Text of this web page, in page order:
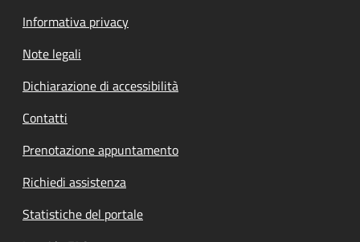
Informativa privacy
Note legali
Dichiarazione di accessibilità
Contatti
Prenotazione appuntamento
Richiedi assistenza
Statistiche del portale